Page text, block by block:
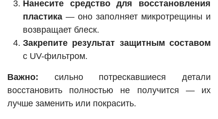
Нанесите средство для восстановления
пластика — оно заполняет микротрещины и
возвращает блеск.
Закрепите результат защитным составом
с UV-фильтром.
Важно: сильно потрескавшиеся детали
восстановить полностью не получится — их
лучше заменить или покрасить.